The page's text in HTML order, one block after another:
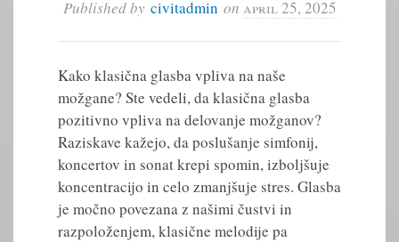
Published by civitadmin on april 25, 2025
Kako klasična glasba vpliva na naše
možgane? Ste vedeli, da klasična glasba
pozitivno vpliva na delovanje možganov?
Raziskave kažejo, da poslušanje simfonij,
koncertov in sonat krepi spomin, izboljšuje
koncentracijo in celo zmanjšuje stres. Glasba
je močno povezana z našimi čustvi in
razpoloženjem, klasične melodije pa